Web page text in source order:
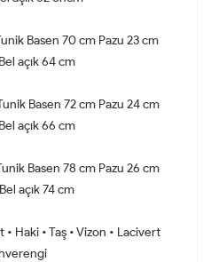
Basen 70 cm Pazu 23 cm
açık 64 cm
Basen 72 cm Pazu 24 cm
açık 66 cm
Basen 78 cm Pazu 26 cm
açık 74 cm
Haki • Taş • Vizon • Lacivert